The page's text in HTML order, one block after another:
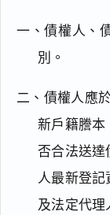
一、債權人、
別。
二、債權人應
新戶籍謄本
否合法送達
人最新登記
及法定代